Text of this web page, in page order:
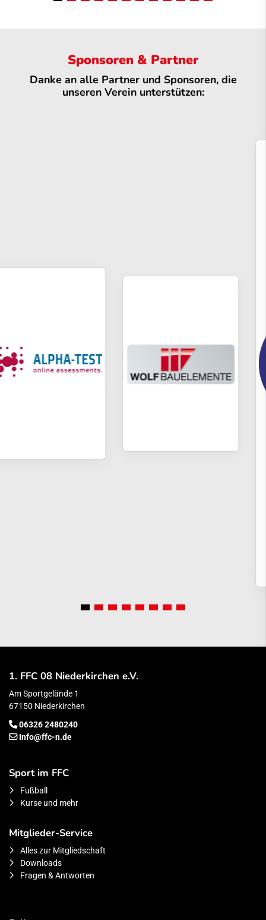
Sponsoren & Partner
Danke an alle Partner und Sponsoren, die
unseren Verein unterstützen:
1. FFC 08 Niederkirchen e.V.
Am Sportgelände 1
67150 Niederkirchen
06326 2480240
Info@ffc-n.de
Sport im FFC
Fußball
Kurse und mehr
Mitglieder-Service
Alles zur Mitgliedschaft
Downloads
Fragen & Antworten